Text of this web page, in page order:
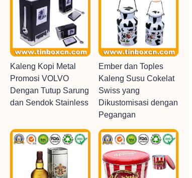
Kaleng Kopi Metal
Promosi VOLVO
Dengan Tutup Sarung
dan Sendok Stainless
Ember dan Toples
Kaleng Susu Cokelat
Swiss yang
Dikustomisasi dengan
Pegangan